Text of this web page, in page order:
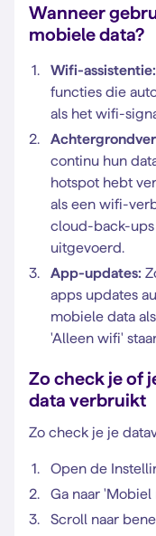
Wanneer
mobiele data?
Wifi-assistentie:
functies die
als het wifi-
continu hun
hotspot hebt
als een wifi-
cloud-back-
uitgevoerd.
App-updates:
apps updates
mobiele data
'Alleen wifi'
Zo check je of
data verbruikt
Zo check je je
Open de
Ga naar 'Mobiel
Scroll naar